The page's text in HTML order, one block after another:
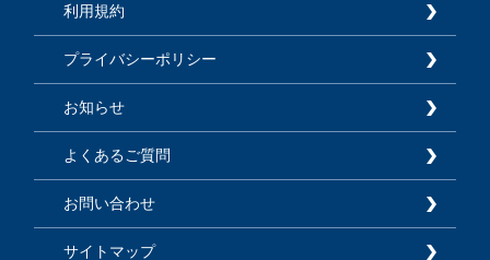
利用規約
プライバシーポリシー
お知らせ
よくあるご質問
お問い合わせ
サイトマップ